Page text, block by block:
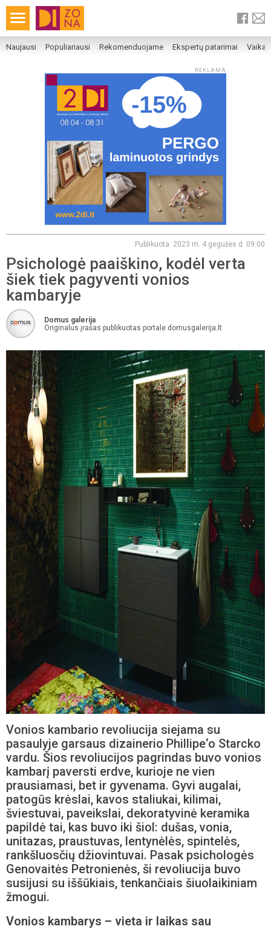
Naujausi Populiariausi Rekomenduojame Ekspertų patarimai
REKLAMA
Publikuota: 2023 m. 4 gegužės d. 09:00
Psichologė paaiškino, kodėl verta
šiek tiek pagyventi vonios
kambaryje
Domus galerija
Originalus įrašas publikuotas portale domusgalerija.lt
Vonios kambario revoliucija siejama su
pasaulyje garsaus dizainerio Phillipe‘o Starcko
vardu. Šios revoliucijos pagrindas buvo vonios
kambarį paversti erdve, kurioje ne vien
prausiamasi, bet ir gyvenama. Gyvi augalai,
patogūs krėslai, kavos staliukai, kilimai,
šviestuvai, paveikslai, dekoratyvinė keramika
papildė tai, kas buvo iki šiol: dušas, vonia,
unitazas, praustuvas, lentynėlės, spintelės,
rankšluosčių džiovintuvai. Pasak psichologės
Genovaitės Petronienės, ši revoliucija buvo
susijusi su iššūkiais, tenkančiais šiuolaikiniam
žmogui.
Vonios kambarys – vieta ir laikas sau